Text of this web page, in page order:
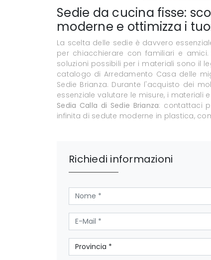
Sedie da cucina fisse:
moderne e ottimizza i
La scelta delle sedie è davvero
per chiacchierare con familiari e
soluzioni possibili per i materiali sono il
catalogo di Arredamento Casa delle
Sedie Brianza. Durante l'acquisto dei
essenziale valutare le misure, i materiali
Sedia Calla di Sedie Brianza: contattaci
infinita di sedute moderne in plastica,
Richiedi informazioni